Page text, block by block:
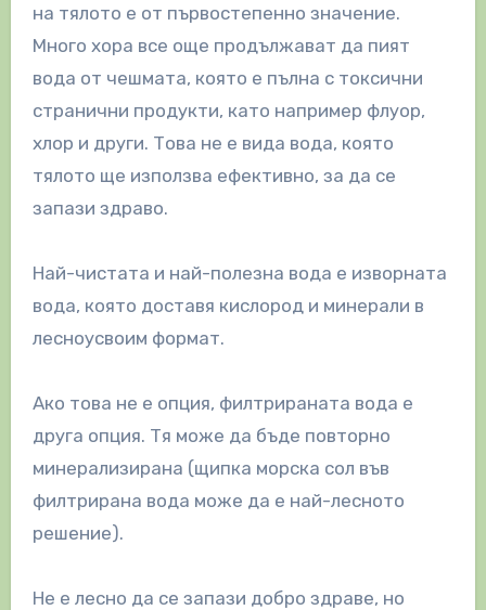
на тялото е от първостепенно значение.
Много хора все още продължават да пият
вода от чешмата, която е пълна с токсични
странични продукти, като например флуор,
хлор и други. Това не е вида вода, която
тялото ще използва ефективно, за да се
запази здраво.
Най-чистата и най-полезна вода е изворната
вода, която доставя кислород и минерали в
лесноусвоим формат.
Ако това не е опция, филтрираната вода е
друга опция. Тя може да бъде повторно
минерализирана (щипка морска сол във
филтрирана вода може да е най-лесното
решение).
Не е лесно да се запази добро здраве, но